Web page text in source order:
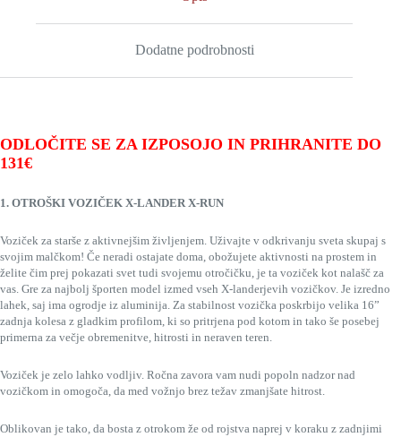
Dodatne podrobnosti
ODLOČITE SE ZA IZPOSOJO IN PRIHRANITE DO
131€
1. OTROŠKI VOZIČEK X-LANDER X-RUN
Voziček za starše z aktivnejšim življenjem. Uživajte v odkrivanju sveta skupaj s
svojim malčkom! Če neradi ostajate doma, obožujete aktivnosti na prostem in
želite čim prej pokazati svet tudi svojemu otročičku, je ta voziček kot nalašč za
vas. Gre za najbolj športen model izmed vseh X-landerjevih vozičkov. Je izredno
lahek, saj ima ogrodje iz aluminija. Za stabilnost vozička poskrbijo velika 16”
zadnja kolesa z gladkim profilom, ki so pritrjena pod kotom in tako še posebej
primerna za večje obremenitve, hitrosti in neraven teren.
Voziček je zelo lahko vodljiv. Ročna zavora vam nudi popoln nadzor nad
vozičkom in omogoča, da med vožnjo brez težav zmanjšate hitrost.
Oblikovan je tako, da bosta z otrokom že od rojstva naprej v koraku z zadnjimi